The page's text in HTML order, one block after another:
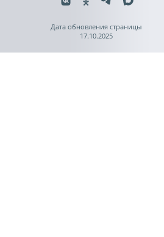
Дата обновления страницы
17.10.2025